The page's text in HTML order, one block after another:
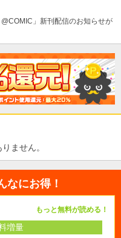
」新刊配信のお知らせが
ません。
なにお得！
もっと無料が読める！
増量